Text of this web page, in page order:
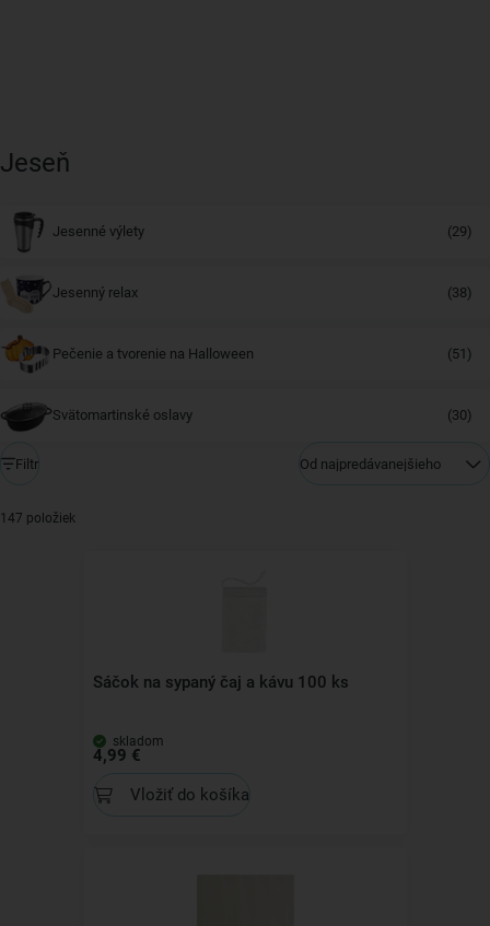
Jeseň
Jesenné výlety (29)
Jesenný relax (38)
Pečenie a tvorenie na Halloween (51)
Svätomartinské oslavy (30)
Filtr Od najpredávanejšieho
147 položiek
Sáčok na sypaný čaj a kávu 100 ks
skladom
4,99 €
Vložiť do košíka